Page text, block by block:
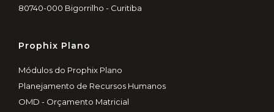
80740-000 Bigorrilho - Curitiba
Prophix Plano
Módulos do Prophix Plano
Planejamento de Recursos Humanos
OMD - Orçamento Matricial